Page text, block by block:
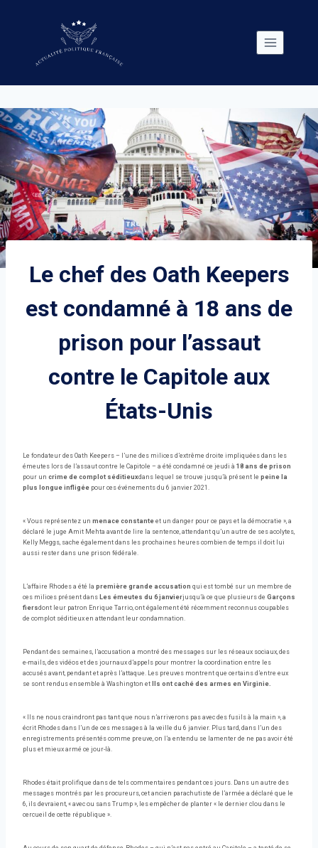
Le chef des Oath Keepers
est condamné à 18 ans de
prison pour l’assaut
contre le Capitole aux
États-Unis
Le fondateur des Oath Keepers – l’une des milices d’extrême droite impliquées dans les
émeutes lors de l’assaut contre le Capitole – a été condamné ce jeudi à 18 ans de prison
pour un crime de complot séditieuxdans lequel se trouve jusqu’à présent le peine la
plus longue infligée pour ces événements du 6 janvier 2021.
« Vous représentez un menace constante et un danger pour ce pays et la démocratie », a
déclaré le juge Amit Mehta avant de lire la sentence, attendant qu’un autre de ses acolytes,
Kelly Meggs, sache également dans les prochaines heures combien de temps il doit lui
aussi rester dans une prison fédérale.
L’affaire Rhodes a été la première grande accusation qui est tombé sur un membre de
ces milices présent dans Les émeutes du 6 janvierjusqu’à ce que plusieurs de Garçons
fiersdont leur patron Enrique Tarrio, ont également été récemment reconnus coupables
de complot séditieux en attendant leur condamnation.
Pendant des semaines, l’accusation a montré des messages sur les réseaux sociaux, des
e-mails, des vidéos et des journaux d’appels pour montrer la coordination entre les
accusés avant, pendant et après l’attaque. Les preuves montrent que certains d’entre eux
se sont rendus ensemble à Washington et
Ils ont caché des armes en Virginie.
« Ils ne nous craindront pas tant que nous n’arriverons pas avec des fusils à la main », a
écrit Rhodes dans l’un de ces messages à la veille du 6 janvier. Plus tard, dans l’un des
enregistrements présentés comme preuve, on l’a entendu se lamenter de ne pas avoir été
plus et mieux armé ce jour-là.
Rhodes était prolifique dans de tels commentaires pendant ces jours. Dans un autre des
messages montrés par les procureurs, cet ancien parachutiste de l’armée a déclaré que le
6, ils devraient, « avec ou sans Trump », les empêcher de planter « le dernier clou dans le
cercueil de cette république ».